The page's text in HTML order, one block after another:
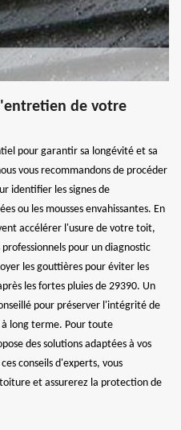
de votre
pour garantir sa longévité et sa
vous recommandons de procéder
identifier les signes de
ou les mousses envahissantes. En
accélérer l'usure de votre toit,
pour un diagnostic
les gouttières pour éviter les
les fortes pluies de 29390. Un
pour préserver l'intégrité de
long terme. Pour toute
des solutions adaptées à vos
conseils d'experts, vous
et assurerez la protection de